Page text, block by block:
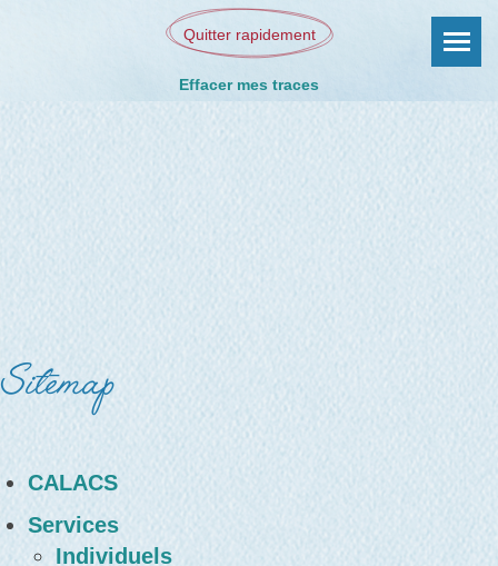
Quitter rapidement
Effacer mes traces
Sitemap
CALACS
Services
Individuels